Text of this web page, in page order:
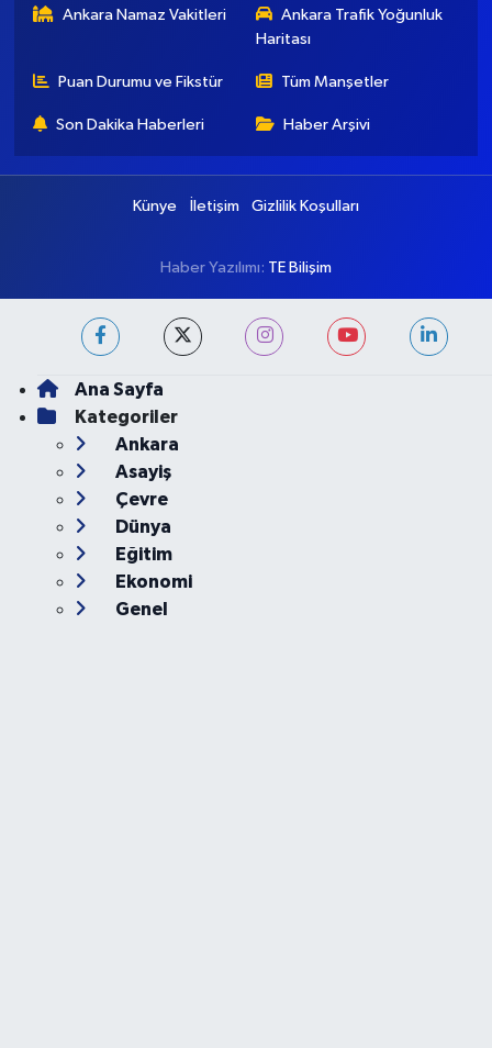
Ankara Namaz Vakitleri
Ankara Trafik Yoğunluk
Haritası
Puan Durumu ve Fikstür Tüm Manşetler
Son Dakika Haberleri Haber Arşivi
Künye İletişim Gizlilik Koşulları
Haber Yazılımı: TE Bilişim
Ana Sayfa
Kategoriler
Ankara
Asayiş
Çevre
Dünya
Eğitim
Ekonomi
Genel